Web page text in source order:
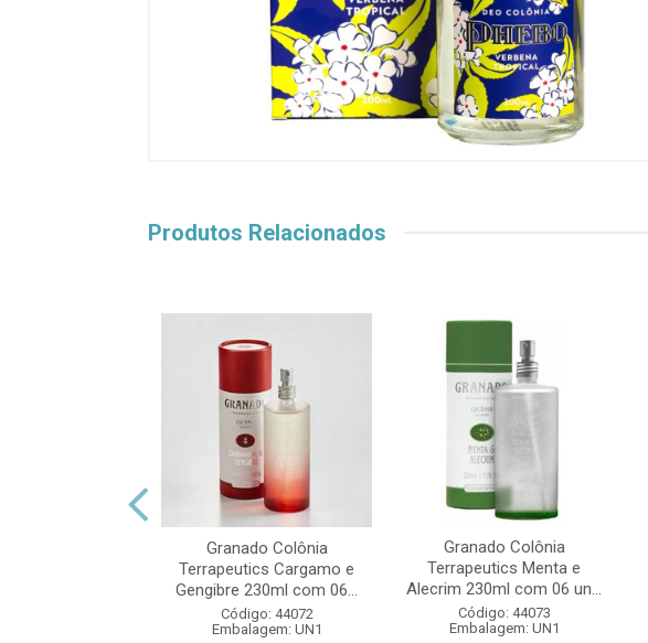
Produtos Relacionados
Colônia Côco
Granado Colônia
Terrapeutics Cargamo e
Gengibre 230ml com 06...
Código: 44072
Embalagem: UN1
Granado Colônia
Terrapeutics Menta e
Alecrim 230ml com 06 un...
Código: 44073
Embalagem: UN1